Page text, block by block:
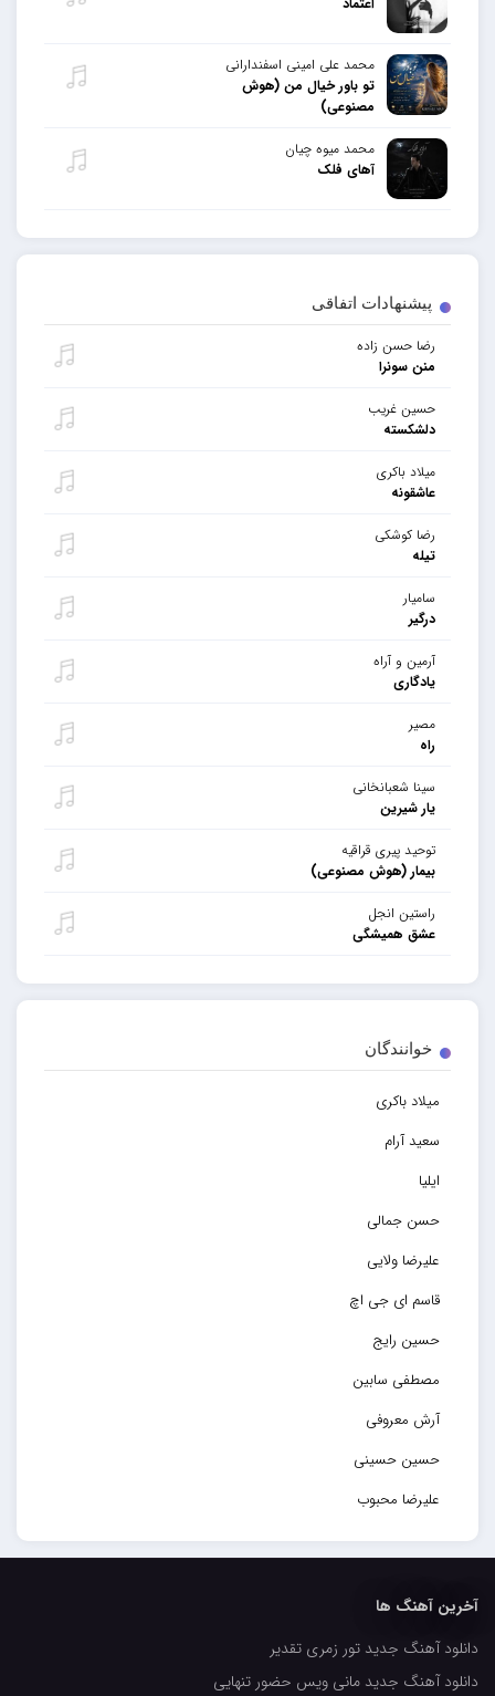
پیشنهادات اتفاقی
رضا حسن زاده
منن سونرا
حسین غریب
دلشکسته
میلاد باکری
عاشقونه
رضا کوشکی
تیله
سامیار
درگیر
آرمین و آراه
یادگاری
مصیر
راه
سینا شعبانخانی
یار شیرین
توحید پیری قراقیه
بیمار (هوش مصنوعی)
راستین انجل
عشق همیشگی
خوانندگان
میلاد باکری
سعید آرام
ایلیا
حسن جمالی
علیرضا ولایی
قاسم ای جی اچ
حسین رایج
مصطفی سابین
آرش معروفی
حسین حسینی
علیرضا محبوب
حسین حصارکی
کاپیتان
مجید رضوی
محمد علی امینی اسفندارانی
تو باور خیال من (هوش
مصنوعی)
محمد میوه چیان
آهای فلک
آخرین آهنگ ها
دانلود آهنگ جدید تور زمری تقدیر
دانلود آهنگ جدید مانی ویس حضور تنهایی